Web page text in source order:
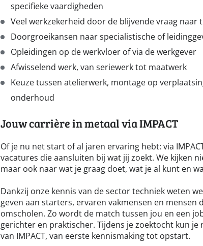
specifieke vaardigheden
Veel werkzekerheid door de blijvende vraag naar
Doorgroeikansen naar specialistische of
Opleidingen op de werkvloer of via de werkgever
Afwisselend werk, van seriewerk tot maatwerk
Keuze tussen atelierwerk, montage op
onderhoud
Jouw carrière in metaal via IMPACT
Of je nu net start of al jaren ervaring hebt: via
vacatures die aansluiten bij wat jij zoekt. We kijken
maar ook naar wat je graag doet, wat je al kunt en
Dankzij onze kennis van de sector techniek weten
geven aan starters, ervaren vakmensen en mensen
omscholen. Zo wordt de match tussen jou en een
gerichter en praktischer. Tijdens je zoektocht kun je
van IMPACT, van eerste kennismaking tot opstart.